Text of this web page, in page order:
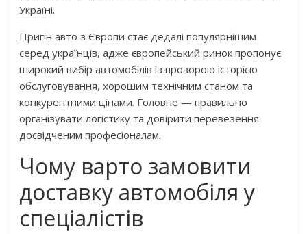
Україні.
Пригін авто з Європи стає дедалі популярнішим
серед українців, адже європейський ринок пропонує
широкий вибір автомобілів із прозорою історією
обслуговування, хорошим технічним станом та
конкурентними цінами. Головне — правильно
організувати логістику та довірити перевезення
досвідченим професіоналам.
Чому варто замовити
доставку автомобіля у
спеціалістів